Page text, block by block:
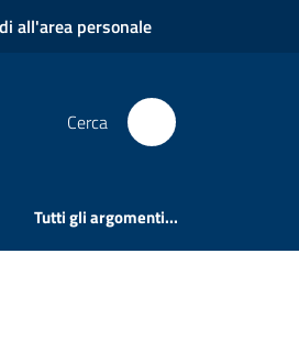
all'area personale
Cerca
Tutti gli argomenti...